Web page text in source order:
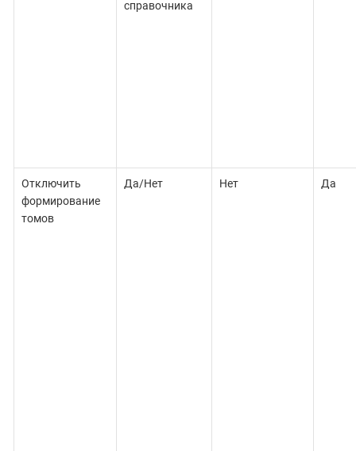
справочника
Отключить
формирование
томов
Да/Нет Нет Да